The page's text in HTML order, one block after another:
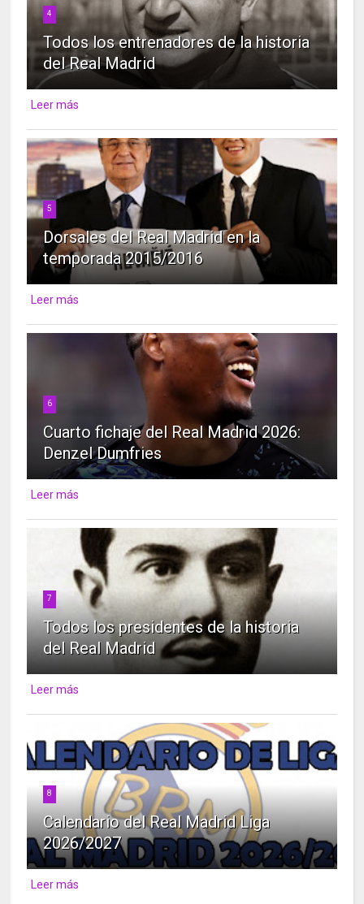
4
Todos los entrenadores de la historia
del Real Madrid
Leer más
5
Dorsales del Real Madrid en la
temporada 2015/2016
Leer más
6
Cuarto fichaje del Real Madrid 2026:
Denzel Dumfries
Leer más
7
Todos los presidentes de la historia
del Real Madrid
Leer más
8
Calendario del Real Madrid Liga
2026/2027
Leer más